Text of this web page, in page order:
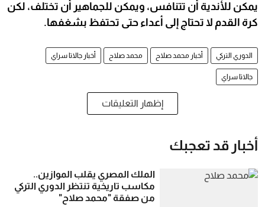
يمكن للأندية أن تتنافس، ويمكن للجماهير أن تختلف، لكن
كرة القدم لا تحتاج إلى أعداء حتى تحتفظ بشغفها.
الدوري التركي أخبار محمد صلاح محمد صلاح أخبار جالاتا سراي
جالاتا سراي
إظهار التعليقات
أخبار قد تعجبك
الملك المصري يقلب الموازين..
مكاسب تاريخية تنتظر الدوري التركي
من صفقة "محمد صلاح"